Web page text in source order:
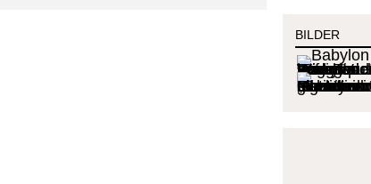
BILDER